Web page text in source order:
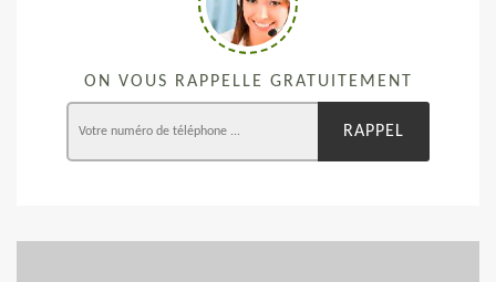
ON VOUS RAPPELLE GRATUITEMENT